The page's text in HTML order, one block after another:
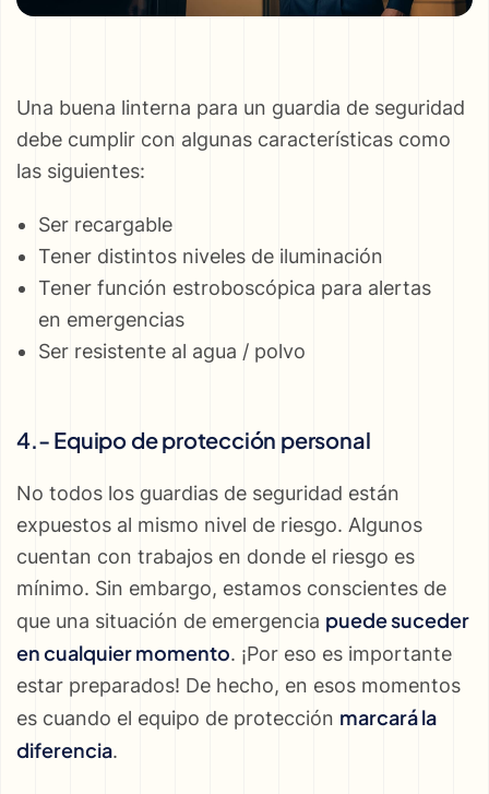
Una buena linterna para un guardia de seguridad
debe cumplir con algunas características como
las siguientes:
Ser recargable
Tener distintos niveles de iluminación
Tener función estroboscópica para alertas
en emergencias
Ser resistente al agua / polvo
4.- Equipo de protección personal
No todos los guardias de seguridad están
expuestos al mismo nivel de riesgo. Algunos
cuentan con trabajos en donde el riesgo es
mínimo. Sin embargo, estamos conscientes de
que una situación de emergencia puede suceder
en cualquier momento. ¡Por eso es importante
estar preparados! De hecho, en esos momentos
es cuando el equipo de protección marcará la
diferencia.